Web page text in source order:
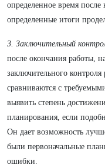
определенное время после
определенные итоги
3. Заключительный
после окончания работы,
заключительного
сравниваются с
выявить степень
планирования, если
Он дает возможность
были первоначальные
ошибки.